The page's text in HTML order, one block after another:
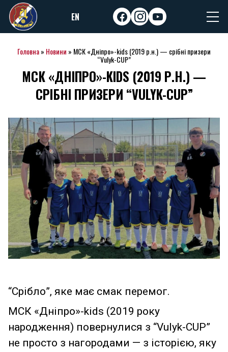
Skip
to
content
EN facebookinstagram
youtube
Головна» Новини » МСК «Дніпро»-kids (2019 р.н.) — срібні призери
“Vulyk-CUP”
МСК «ДНІПРО»-KIDS (2019 Р.Н.) —
СРІБНІ ПРИЗЕРИ “VULYK-CUP”
“Срібло”, яке має смак перемог.
МСК «Дніпро»-kids (2019 року
народження) повернулися з “Vulyk-CUP”
не просто з нагородами — з історією, яку